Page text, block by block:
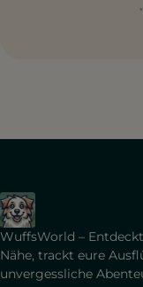
WuffsWorld –
Nähe, trackt eure
unvergessliche